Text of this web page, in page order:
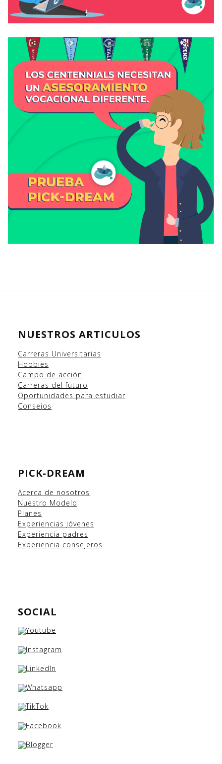
NUESTROS ARTICULOS
Carreras Universitarias
Hobbies
Campo de acción
Carreras del futuro
Oportunidades para estudiar
Consejos
PICK-DREAM
Acerca de nosotros
Nuestro Modelo
Planes
Experiencias jóvenes
Experiencia padres
Experiencia consejeros
SOCIAL